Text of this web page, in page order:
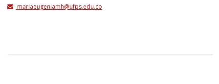
mariaeugeniamh@ufps.edu.co